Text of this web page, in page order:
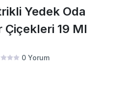
Yedek Oda
Çiçekleri 19 Ml
0 Yorum